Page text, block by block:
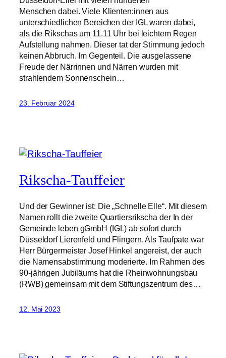
Menschen dabei. Viele Klienten:innen aus
unterschiedlichen Bereichen der IGL waren dabei,
als die Rikschas um 11.11 Uhr bei leichtem Regen
Aufstellung nahmen. Dieser tat der Stimmung jedoch
keinen Abbruch. Im Gegenteil. Die ausgelassene
Freude der Närrinnen und Närren wurden mit
strahlendem Sonnenschein…
23. Februar 2024
Rikscha-Tauffeier
Und der Gewinner ist: Die „Schnelle Elle“. Mit diesem
Namen rollt die zweite Quartiersrikscha der In der
Gemeinde leben gGmbH (IGL) ab sofort durch
Düsseldorf Lierenfeld und Flingern. Als Taufpate war
Herr Bürgermeister Josef Hinkel angereist, der auch
die Namensabstimmung moderierte. Im Rahmen des
90-jährigen Jubiläums hat die Rheinwohnungsbau
(RWB) gemeinsam mit dem Stiftungszentrum des…
12. Mai 2023